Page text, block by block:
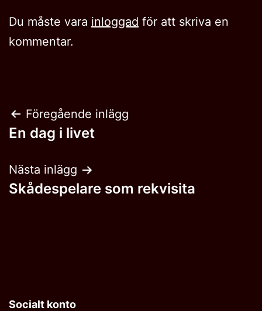
Du måste vara inloggad för att skriva en
kommentar.
Inläggsnavigering
Föregående inlägg
En dag i livet
Nästa inlägg
Skådespelare som rekvisita
Socialt konto